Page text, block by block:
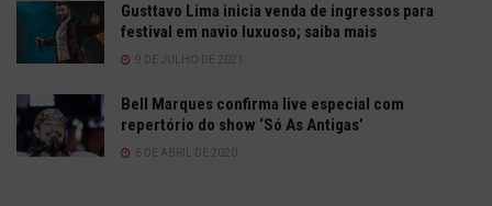
Gusttavo Lima inicia venda de ingressos para
festival em navio luxuoso; saiba mais
9 DE JULHO DE 2021
Bell Marques confirma live especial com
repertório do show ‘Só As Antigas’
6 DE ABRIL DE 2020